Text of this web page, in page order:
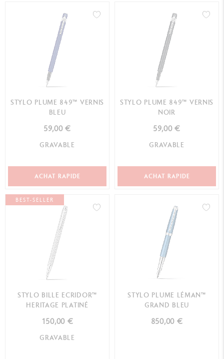
STYLO PLUME 849™ VERNIS
BLEU
59,00 €
GRAVABLE
ACHAT RAPIDE
STYLO PLUME 849™ VERNIS
NOIR
59,00 €
GRAVABLE
ACHAT RAPIDE
BEST-SELLER
STYLO BILLE ECRIDOR™
HERITAGE PLATINÉ
150,00 €
GRAVABLE
STYLO PLUME LÉMAN™
GRAND BLEU
850,00 €